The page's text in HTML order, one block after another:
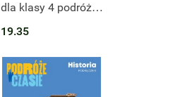
dla klasy 4 podróże
podstawowa
19.35